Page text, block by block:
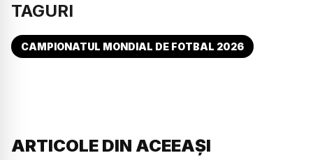
TAGURI
CAMPIONATUL MONDIAL DE FOTBAL 2026
ARTICOLE DIN ACEEAȘI